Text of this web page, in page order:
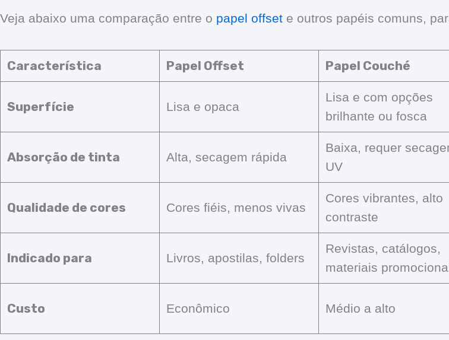
Veja abaixo uma comparação entre o papel offset e outros papéis comuns,
Característica Papel Offset Papel Couché
Superfície Lisa e opaca
Lisa e com opções
brilhante ou fosca
Absorção de tinta Alta, secagem rápida
Baixa, requer
UV
Qualidade de cores Cores fiéis, menos vivas
Cores vibrantes, alto
contraste
Indicado para Livros, apostilas, folders
Revistas, catálogos,
materiais
Custo Econômico Médio a alto